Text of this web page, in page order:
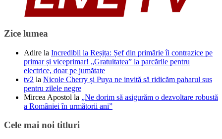
Zice lumea
Adire la Incredibil la Reșița: Șef din primărie îi contrazice pe
primar și viceprimar! „Gratuitatea” la parcările pentru
electrice, doar pe jumătate
tv2 la Nicole Cherry și Puya ne invită să ridicăm paharul sus
pentru zilele negre
Mircea Apostol la „Ne dorim să asigurăm o dezvoltare robustă
a României în următorii ani”
Cele mai noi titluri